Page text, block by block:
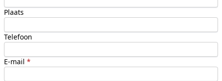
Plaats
Telefoon
E-mail *